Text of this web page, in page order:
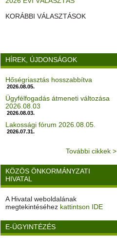
KORÁBBI VÁLASZTÁSOK
HÍREK, ÚJDONSÁGOK
Hőségriasztás hosszabbítva
2026.08.05.
Ügyfélfogadás átmeneti változása
2026.08.03
2026.08.03.
Lakossági fórum 2026.08.05.
2026.07.31.
További cikkek >
KÖZÖS ÖNKORMÁNYZATI
HIVATAL
A Hivatal weboldalának
megtekintéséhez kattintson IDE
E-ÜGYINTÉZÉS